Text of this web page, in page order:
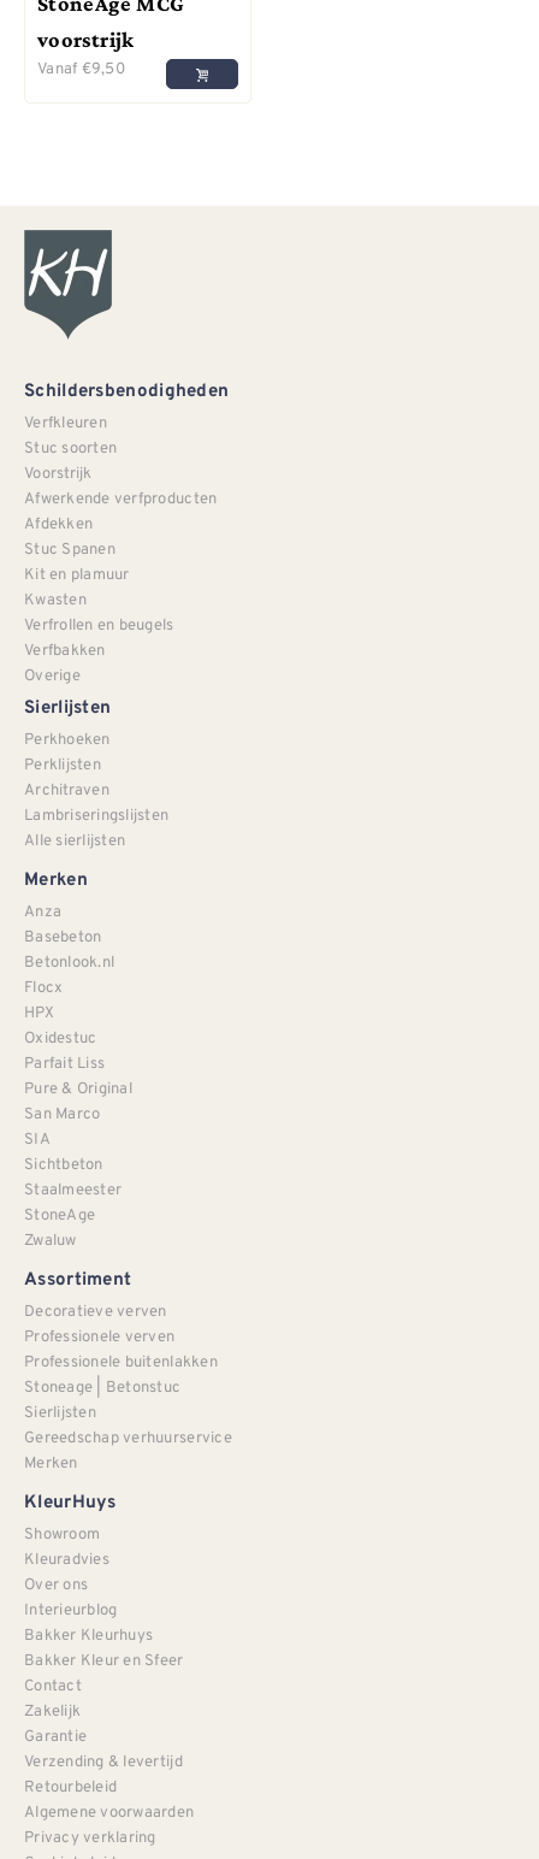
voorstrijk
Vanaf €9,50
Schildersbenodigheden
Verfkleuren
Stuc soorten
Voorstrijk
Afwerkende verfproducten
Afdekken
Stuc Spanen
Kit en plamuur
Kwasten
Verfrollen en beugels
Verfbakken
Overige
Sierlijsten
Perkhoeken
Perklijsten
Architraven
Lambriseringslijsten
Alle sierlijsten
Merken
Anza
Basebeton
Betonlook.nl
Flocx
HPX
Oxidestuc
Parfait Liss
Pure & Original
San Marco
SIA
Sichtbeton
Staalmeester
StoneAge
Zwaluw
Assortiment
Decoratieve verven
Professionele verven
Professionele buitenlakken
Stoneage | Betonstuc
Sierlijsten
Gereedschap verhuurservice
Merken
KleurHuys
Showroom
Kleuradvies
Over ons
Interieurblog
Bakker Kleurhuys
Bakker Kleur en Sfeer
Contact
Zakelijk
Garantie
Verzending & levertijd
Retourbeleid
Algemene voorwaarden
Privacy verklaring